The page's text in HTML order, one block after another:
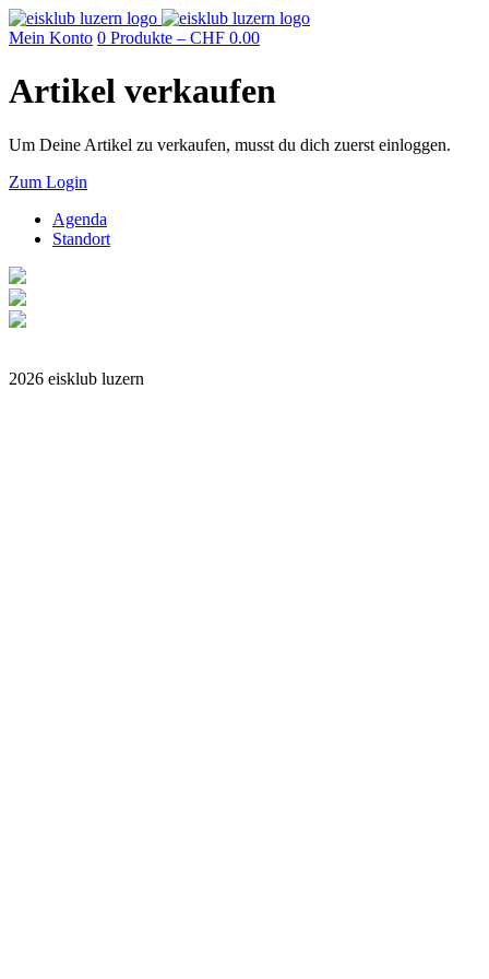
Mein Konto 0 Produkte – CHF 0.00
Artikel verkaufen
Um Deine Artikel zu verkaufen, musst du dich zuerst einloggen.
Zum Login
Agenda
Standort
2026 eisklub luzern